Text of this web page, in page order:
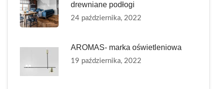
drewniane podłogi
24 października, 2022
AROMAS- marka oświetleniowa
19 października, 2022